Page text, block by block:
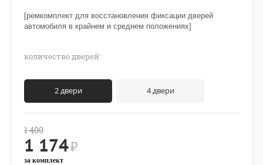
[ремкомплект для восстановления фиксации дверей
автомобиля в крайнем и среднем положениях]
количество дверей:
2 двери 4 двери
1 400
1 174₽
за комплект